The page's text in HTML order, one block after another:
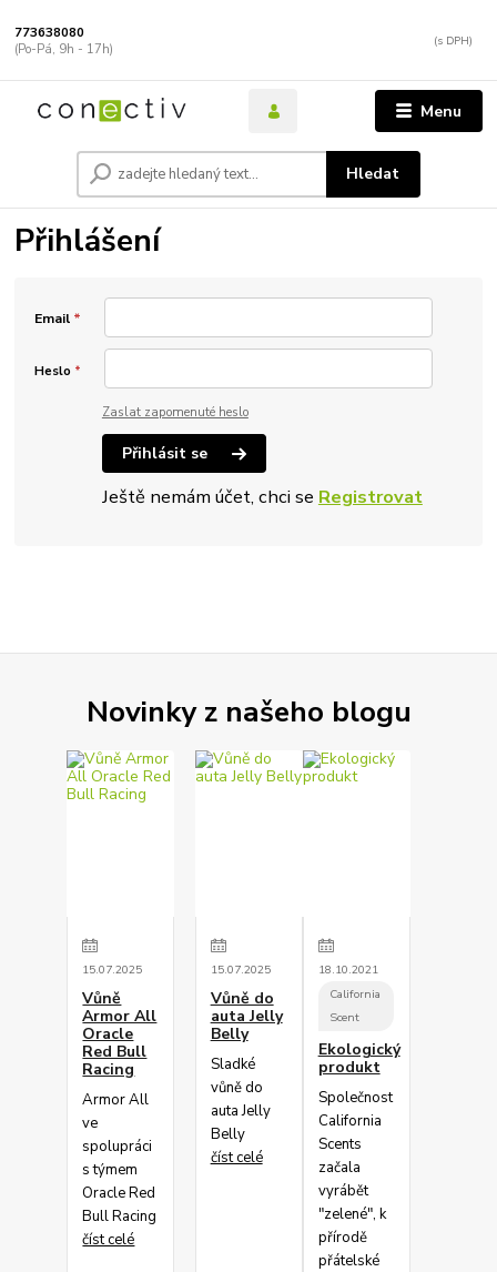
Menu
Hledat
773638080
(Po-Pá, 9h - 17h)
Přihlášení
Email *
Heslo *
Zaslat zapomenuté heslo
Přihlásit se
Ještě nemám účet, chci se Registrovat
Novinky z našeho blogu
15.07.2025
Vůně
Armor All
Oracle
Red Bull
Racing
Armor All
ve
spolupráci
s týmem
Oracle Red
Bull Racing
číst celé
15.07.2025
Vůně do
auta Jelly
Belly
Sladké
vůně do
auta Jelly
Belly
číst celé
18.10.2021
California
Scent
Ekologický
produkt
Společnost
California
Scents
začala
vyrábět
"zelené", k
přírodě
přátelské